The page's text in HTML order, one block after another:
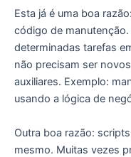
Esta já é uma boa
código de
determinadas tarefas
não precisam ser
auxiliares. Exemplo:
usando a lógica de
Outra boa razão:
mesmo. Muitas vezes